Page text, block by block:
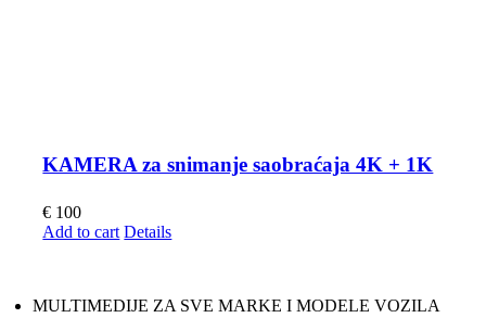
KAMERA za snimanje saobraćaja 4K + 1K
€ 100
Add to cart Details
MULTIMEDIJE ZA SVE MARKE I MODELE VOZILA